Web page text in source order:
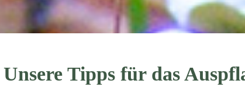
Unsere Tipps für das